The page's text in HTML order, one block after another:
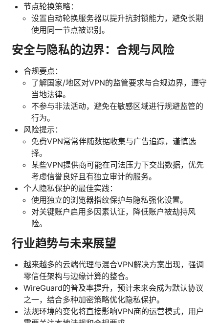
节点轮换策略：
设置自动轮换服务器以提升抗封锁能力，避免长期
使用同一节点被识别。
安全与隐私的边界：合规与风险
合规要点：
了解国家/地区对VPN的监管要求与合规边界，遵守
当地法律。
不参与非法活动，避免在敏感区域进行规避监管的
行为。
风险提示：
免费VPN常常伴随数据收集与广告追踪，谨慎选
择。
某些VPN提供商可能在司法压力下交出数据，优先
考虑信誉良好且有独立审计的服务。
个人隐私保护的最佳实践：
使用独立的浏览器指纹保护与隐私强化设置。
对关键账户启用多因素认证，降低账户被劫持风
险。
行业趋势与未来展望
越来越多的云端代理与混合VPN解决方案出现，强调
零信任架构与边缘计算的整合。
WireGuard的普及率提升，预计未来会成为默认协议
之一，结合多种加密策略优化隐私保护。
法规环境的变化将直接影响VPN商的运营模式，用户